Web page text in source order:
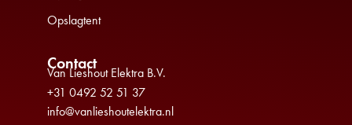
Opslagtent
Contact
Van Lieshout Elektra B.V.
+31 0492 52 51 37
info@vanlieshoutelektra.nl